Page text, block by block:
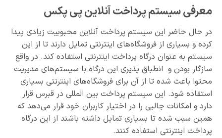
معرفی سیستم پرداخت آنلاین پی پکس
در حال حاضر این سیستم پرداخت آنلاین محبوبیت زیادی پیدا
کرده و بسیاری از فروشگاه‌های اینترنتی تمایل دارند تا از این
سیستم به عنوان درگاه پرداخت اینترنتی استفاده کند. در واقع
سازگار بودن و انطباق پذیری این درگاه با سیستم‌های مدیریت
محتوا باعث شده تا از آن برای فروشگاه‌های اینترنتی بسیاری
استفاده شود. این سیستم پرداخت بین المللی در قبرس قرار
دارد و امکانات جالبی را در اختیار کاربران خود قرار می‌دهد که
همین سبب شده تا بسیاری تمایل داشته باشند از این درگاه
پرداخت اینترنتی استفاده کنند.